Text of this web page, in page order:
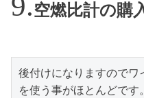
空燃比計の購
後付けになりますので
を使う事がほとんどです。